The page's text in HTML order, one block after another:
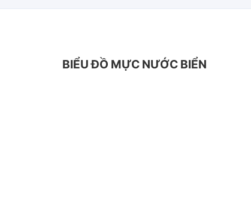
BIỂU ĐỒ MỰC NƯỚC BIỂN